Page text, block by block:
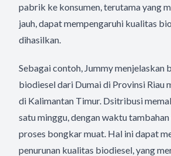
pabrik ke konsumen, terutama yang
jauh, dapat mempengaruhi kualitas
dihasilkan.
Sebagai contoh, Jummy menjelaskan
biodiesel dari Dumai di Provinsi Riau
di Kalimantan Timur. Dsitribusi
satu minggu, dengan waktu
proses bongkar muat. Hal ini dapat
penurunan kualitas biodiesel, yang